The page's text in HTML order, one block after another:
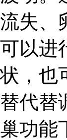
流失、
可以进
状，也
替代替
巢功能